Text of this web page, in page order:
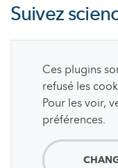
Suivez
Ces plugins
refusé les
Pour les voir,
préférences.